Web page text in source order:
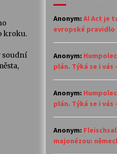
30. 6.
kroku.
soudní
Anonym: AI Act je
evropské pravidlo
Anonym:
plán. Týká se i vás
Anonym:
plán. Týká se i vás
Anonym:
majonézou: